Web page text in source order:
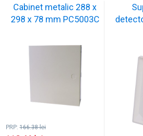
Cabinet metalic 288 x
298 x 78 mm PC5003C
PRP: 166.38lei